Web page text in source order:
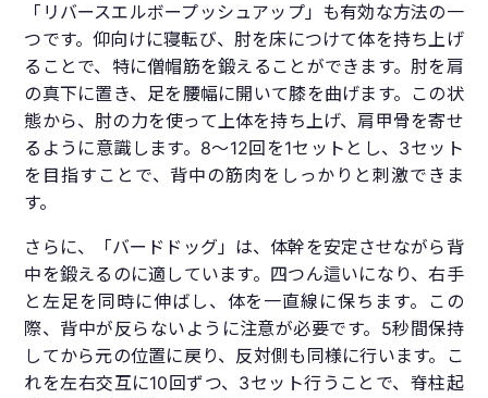
「リバースエルボープッシュアップ」も有効な方法の一
つです。仰向けに寝転び、肘を床につけて体を持ち上げ
ることで、特に僧帽筋を鍛えることができます。肘を肩
の真下に置き、足を腰幅に開いて膝を曲げます。この状
態から、肘の力を使って上体を持ち上げ、肩甲骨を寄せ
るように意識します。8〜12回を1セットとし、3セット
を目指すことで、背中の筋肉をしっかりと刺激できま
す。
さらに、「バードドッグ」は、体幹を安定させながら背
中を鍛えるのに適しています。四つん這いになり、右手
と左足を同時に伸ばし、体を一直線に保ちます。この
際、背中が反らないように注意が必要です。5秒間保持
してから元の位置に戻り、反対側も同様に行います。こ
れを左右交互に10回ずつ、3セット行うことで、脊柱起